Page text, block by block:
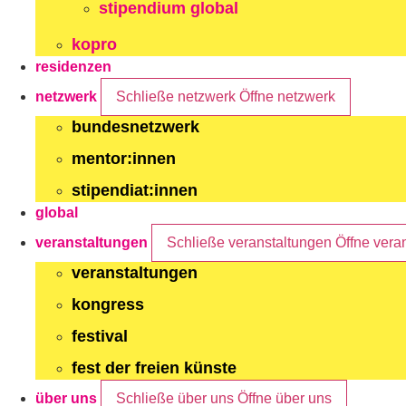
stipendium global
kopro
residenzen
netzwerk
Schließe netzwerk Öffne netzwerk
bundesnetzwerk
mentor:innen
stipendiat:innen
global
veranstaltungen
Schließe veranstaltungen Öffne
veranstaltungen
kongress
festival
fest der freien künste
über uns Schließe über uns Öffne über uns